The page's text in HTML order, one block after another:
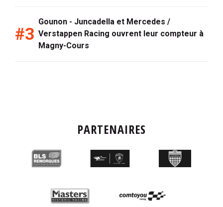
Gounon - Juncadella et Mercedes /
Verstappen Racing ouvrent leur compteur à
Magny-Cours
PARTENAIRES